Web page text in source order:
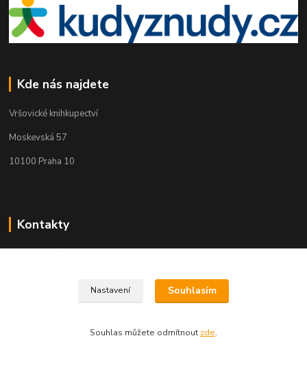
Kde nás najdete
Vršovické knihkupectví
Moskevská 57
10100 Praha 10
Kontakty
Martin Koubík
fakturace@vrsovickeknihkupectvi.cz
Nastavení Souhlasím
Souhlas můžete odmítnout zde.